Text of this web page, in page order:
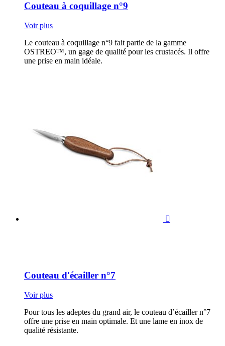
Couteau à coquillage n°9
Voir plus
Le couteau à coquillage n°9 fait partie de la gamme
OSTREO™, un gage de qualité pour les crustacés. Il offre
une prise en main idéale.

Couteau d'écailler n°7
Voir plus
Pour tous les adeptes du grand air, le couteau d’écailler n°7
offre une prise en main optimale. Et une lame en inox de
qualité résistante.